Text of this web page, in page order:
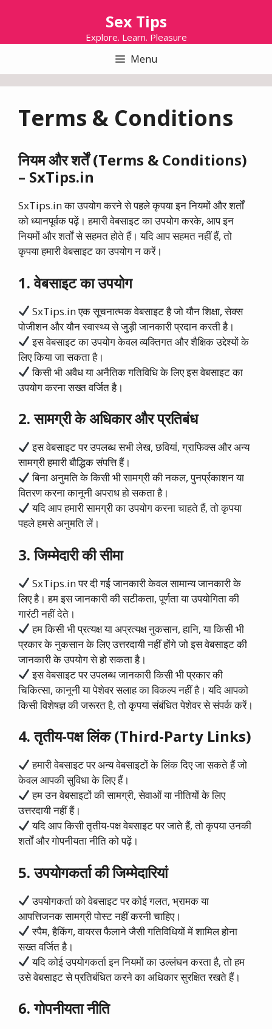
Sex Tips
Explore. Learn. Pleasure
Menu
Terms & Conditions
नियम और शर्तें (Terms & Conditions)
– SxTips.in
SxTips.in का उपयोग करने से पहले कृपया इन नियमों और शर्तों
को ध्यानपूर्वक पढ़ें। हमारी वेबसाइट का उपयोग करके, आप इन
नियमों और शर्तों से सहमत होते हैं। यदि आप सहमत नहीं हैं, तो
कृपया हमारी वेबसाइट का उपयोग न करें।
1. वेबसाइट का उपयोग
SxTips.in एक सूचनात्मक वेबसाइट है जो यौन शिक्षा, सेक्स
पोजीशन और यौन स्वास्थ्य से जुड़ी जानकारी प्रदान करती है।
इस वेबसाइट का उपयोग केवल व्यक्तिगत और शैक्षिक उद्देश्यों के
लिए किया जा सकता है।
किसी भी अवैध या अनैतिक गतिविधि के लिए इस वेबसाइट का
उपयोग करना सख्त वर्जित है।
2. सामग्री के अधिकार और प्रतिबंध
इस वेबसाइट पर उपलब्ध सभी लेख, छवियां, ग्राफिक्स और अन्य
सामग्री हमारी बौद्धिक संपत्ति हैं।
बिना अनुमति के किसी भी सामग्री की नकल, पुनर्प्रकाशन या
वितरण करना कानूनी अपराध हो सकता है।
यदि आप हमारी सामग्री का उपयोग करना चाहते हैं, तो कृपया
पहले हमसे अनुमति लें।
3. जिम्मेदारी की सीमा
SxTips.in पर दी गई जानकारी केवल सामान्य जानकारी के
लिए है। हम इस जानकारी की सटीकता, पूर्णता या उपयोगिता की
गारंटी नहीं देते।
हम किसी भी प्रत्यक्ष या अप्रत्यक्ष नुकसान, हानि, या किसी भी
प्रकार के नुकसान के लिए उत्तरदायी नहीं होंगे जो इस वेबसाइट की
जानकारी के उपयोग से हो सकता है।
इस वेबसाइट पर उपलब्ध जानकारी किसी भी प्रकार की
चिकित्सा, कानूनी या पेशेवर सलाह का विकल्प नहीं है। यदि आपको
किसी विशेषज्ञ की जरूरत है, तो कृपया संबंधित पेशेवर से संपर्क करें।
4. तृतीय-पक्ष लिंक (Third-Party Links)
हमारी वेबसाइट पर अन्य वेबसाइटों के लिंक दिए जा सकते हैं जो
केवल आपकी सुविधा के लिए हैं।
हम उन वेबसाइटों की सामग्री, सेवाओं या नीतियों के लिए
उत्तरदायी नहीं हैं।
यदि आप किसी तृतीय-पक्ष वेबसाइट पर जाते हैं, तो कृपया उनकी
शर्तों और गोपनीयता नीति को पढ़ें।
5. उपयोगकर्ता की जिम्मेदारियां
उपयोगकर्ता को वेबसाइट पर कोई गलत, भ्रामक या
आपत्तिजनक सामग्री पोस्ट नहीं करनी चाहिए।
स्पैम, हैकिंग, वायरस फैलाने जैसी गतिविधियों में शामिल होना
सख्त वर्जित है।
यदि कोई उपयोगकर्ता इन नियमों का उल्लंघन करता है, तो हम
उसे वेबसाइट से प्रतिबंधित करने का अधिकार सुरक्षित रखते हैं।
6. गोपनीयता नीति